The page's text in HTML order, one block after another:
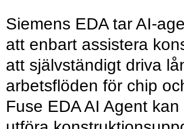
Siemens EDA tar AI-
att enbart assistera
att självständigt driva
arbetsflöden för chip
Fuse EDA AI Agent